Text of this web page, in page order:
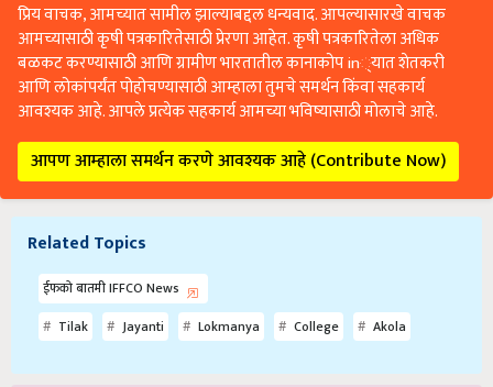
प्रिय वाचक, आमच्यात सामील झाल्याबद्दल धन्यवाद. आपल्यासारखे वाचक
आमच्यासाठी कृषी पत्रकारितेसाठी प्रेरणा आहेत. कृषी पत्रकारितेला अधिक
बळकट करण्यासाठी आणि ग्रामीण भारतातील कानाकोप in्यात शेतकरी
आणि लोकांपर्यंत पोहोचण्यासाठी आम्हाला तुमचे समर्थन किंवा सहकार्य
आवश्यक आहे. आपले प्रत्येक सहकार्य आमच्या भविष्यासाठी मोलाचे आहे.
आपण आम्हाला समर्थन करणे आवश्यक आहे (Contribute Now)
Related Topics
ईफको बातमी IFFCO News
Tilak
Jayanti Lokmanya College Akola